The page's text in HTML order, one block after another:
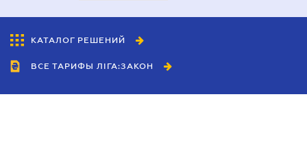
КАТАЛОГ РЕШЕНИЙ
ВСЕ ТАРИФЫ ЛІГА:ЗАКОН